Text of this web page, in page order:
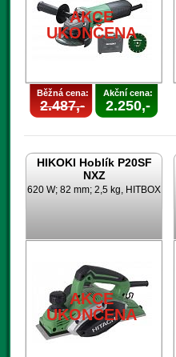
AKCE
UKONČENA
Běžná cena:
2.487,-
Akční cena:
2.250,-
HIKOKI Hoblík P20SF
NXZ
620 W; 82 mm; 2,5 kg, HITBOX
AKCE
UKONČENA